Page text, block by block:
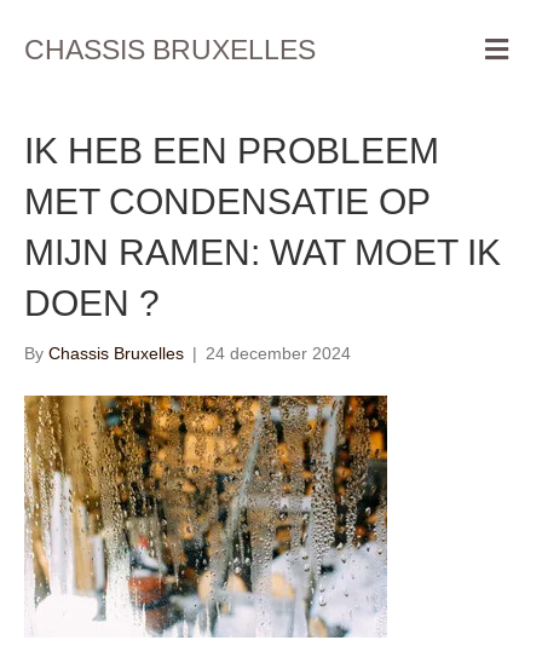
CHASSIS BRUXELLES M
e
IK HEB EEN PROBLEEM
MET CONDENSATIE OP
MIJN RAMEN: WAT MOET IK
DOEN ?
By Chassis Bruxelles | 24 december 2024